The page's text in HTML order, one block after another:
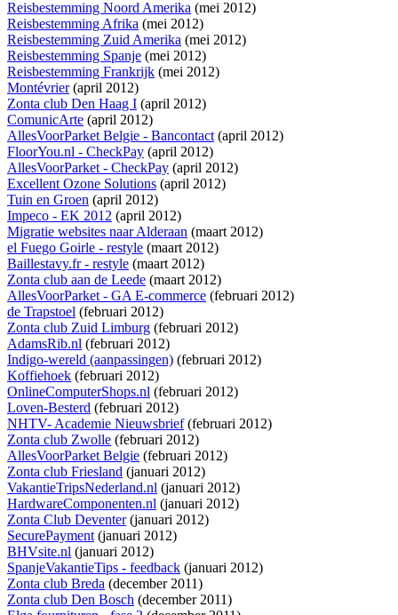
Reisbestemming Noord Amerika (mei 2012)
Reisbestemming Afrika (mei 2012)
Reisbestemming Zuid Amerika (mei 2012)
Reisbestemming Spanje (mei 2012)
Reisbestemming Frankrijk (mei 2012)
Montévrier(april 2012)
Zonta club Den Haag I (april 2012)
ComunicArte (april 2012)
AllesVoorParket Belgie - Bancontact(april 2012)
FloorYou.nl - CheckPay (april 2012)
AllesVoorParket - CheckPay (april 2012)
Excellent Ozone Solutions (april 2012)
Tuin en Groen (april 2012)
Impeco - EK 2012 (april 2012)
Migratie websites naar Alderaan (maart 2012)
el Fuego Goirle - restyle (maart 2012)
Baillestavy.fr - restyle (maart 2012)
Zonta club aan de Leede (maart 2012)
AllesVoorParket - GA E-commerce (februari 2012)
de Trapstoel (februari 2012)
Zonta club Zuid Limburg (februari 2012)
AdamsRib.nl (februari 2012)
Indigo-wereld (aanpassingen) (februari 2012)
Koffiehoek (februari 2012)
OnlineComputerShops.nl (februari 2012)
Loven-Besterd (februari 2012)
NHTV- Academie Nieuwsbrief(februari 2012)
Zonta club Zwolle (februari 2012)
AllesVoorParket Belgie (februari 2012)
Zonta club Friesland (januari 2012)
VakantieTripsNederland.nl (januari 2012)
HardwareComponenten.nl (januari 2012)
Zonta Club Deventer(januari 2012)
SecurePayment(januari 2012)
BHVsite.nl (januari 2012)
SpanjeVakantieTips - feedback (januari 2012)
Zonta club Breda (december 2011)
Zonta club Den Bosch (december 2011)